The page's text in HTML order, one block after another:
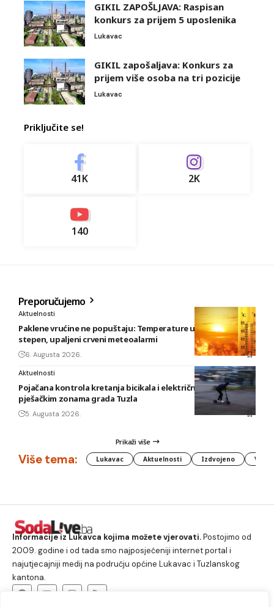
GIKIL ZAPOŠLJAVA: Raspisan
konkurs za prijem 5 uposlenika
Lukavac
GIKIL zapošaljava: Konkurs za
prijem više osoba na tri pozicije
Lukavac
Priključite se!
41K 2K
140
Preporučujemo
Aktuelnosti
Paklene vrućine ne popuštaju: Temperature u BiH i do 41
stepen, upaljeni crveni meteoalarmi
6. Augusta 2026.
Aktuelnosti
Pojačana kontrola kretanja bicikala i električnih romobila u
pješačkim zonama grada Tuzla
5. Augusta 2026.
Prikaži više
Više tema: Lukavac Aktuelnosti Izdvojeno
Informacije iz Lukavca kojima možete vjerovati.Postojimo od
2009. godine i od tada smo najposjećeniji internet portal i
najutjecajniji medij na području općine Lukavac i Tuzlanskog
kantona.